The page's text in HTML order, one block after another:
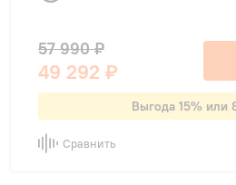
57 990 ₽
49 292 ₽
Выгода 15% или
Сравнить